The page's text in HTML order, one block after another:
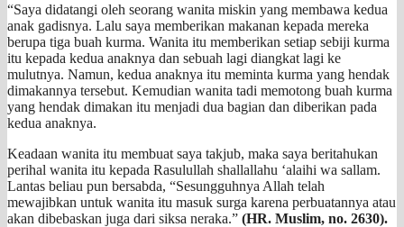
“Saya didatangi oleh seorang wanita miskin yang membawa kedua
anak gadisnya. Lalu saya memberikan makanan kepada mereka
berupa tiga buah kurma. Wanita itu memberikan setiap sebiji kurma
itu kepada kedua anaknya dan sebuah lagi diangkat lagi ke
mulutnya. Namun, kedua anaknya itu meminta kurma yang hendak
dimakannya tersebut. Kemudian wanita tadi memotong buah kurma
yang hendak dimakan itu menjadi dua bagian dan diberikan pada
kedua anaknya.
Keadaan wanita itu membuat saya takjub, maka saya beritahukan
perihal wanita itu kepada Rasulullah shallallahu ‘alaihi wa sallam.
Lantas beliau pun bersabda, “Sesungguhnya Allah telah
mewajibkan untuk wanita itu masuk surga karena perbuatannya atau
akan dibebaskan juga dari siksa neraka.” (HR. Muslim, no. 2630).